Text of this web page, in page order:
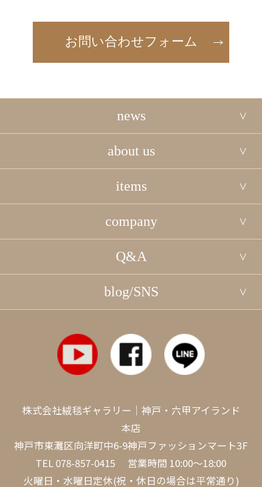
お問い合わせフォーム
news
about us
items
company
Q&A
blog/SNS
株式会社絨毯ギャラリー｜神戸・六甲アイランド
本店
神戸市東灘区向洋町中6-9神戸ファッションマート3F
TEL 078-857-0415 営業時間 10:00～18:00
火曜日・水曜日定休(祝・休日の場合は平常通り)